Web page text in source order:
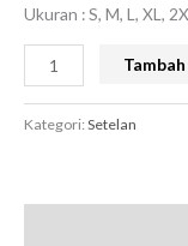
Ukuran : S, M, L, XL,
Kategori:Setelan